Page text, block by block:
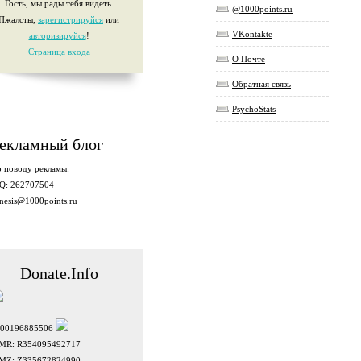
Гость, мы рады тебя видеть.
зарегистрируйся или
авторизируйся!
Страница входа
блог
поводу рекламы:
262707504
Donate.Info
R354095492717
@1000points.ru
VKontakte
О Почте
Обратная связь
PsychoStats